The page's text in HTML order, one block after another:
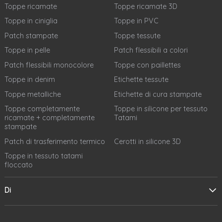
Toppe ricamate
Toppe ricamate 3D
Toppe in ciniglia
Toppe in PVC
Patch stampate
Toppe tessute
Toppe in pelle
Patch flessibili a colori
Patch flessibili monocolore
Toppe con paillettes
Toppe in denim
Etichette tessute
Toppe metalliche
Etichette di cura stampate
Toppe completamente
ricamate + completamente
stampate
Toppe in silicone per tessuto
Tatami
Patch di trasferimento termico
Cerotti in silicone 3D
Toppe in tessuto tatami
floccato
Di